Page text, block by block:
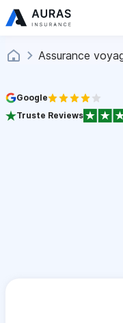
Assurance
Google
Truste Reviews